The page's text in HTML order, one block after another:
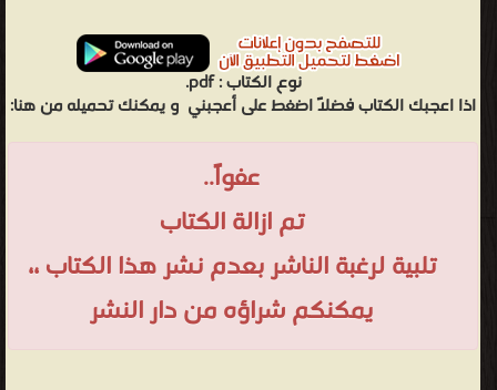
نوع الكتاب :pdf.
اذا اعجبك الكتاب فضلاً اضغط على أعجبني و يمكنك تحميله من هنا:
عفواً..
تم ازالة الكتاب
تلبية لرغبة الناشر بعدم نشر هذا الكتاب ،،
يمكنكم شراؤه من دار النشر